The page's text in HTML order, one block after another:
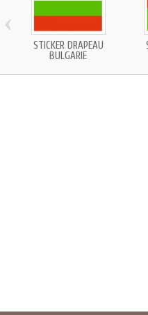
STICKER DRAPEAU
BULGARIE
‹